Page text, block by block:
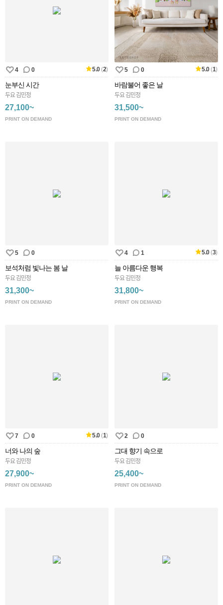
4 0 5.0(2)
눈부신 시간
두요 김민정
27,100~
PRINT ON DEMAND
5 0 5.0(1)
바람불어 좋은 날
두요 김민정
31,500~
PRINT ON DEMAND
5 0
보석처럼 빛나는 봄 날
두요 김민정
31,300~
PRINT ON DEMAND
4 1 5.0(3)
늘 아름다운 행복
두요 김민정
31,800~
PRINT ON DEMAND
7 0 5.0(1)
너와 나의 숲
두요 김민정
27,900~
PRINT ON DEMAND
2 0
그대 향기 속으로
두요 김민정
25,400~
PRINT ON DEMAND